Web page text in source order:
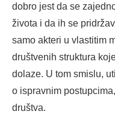
dobro jest da se
života i da ih se
samo akteri u vlastitim
društvenih struktura
dolaze. U tom smislu,
o ispravnim
društva.